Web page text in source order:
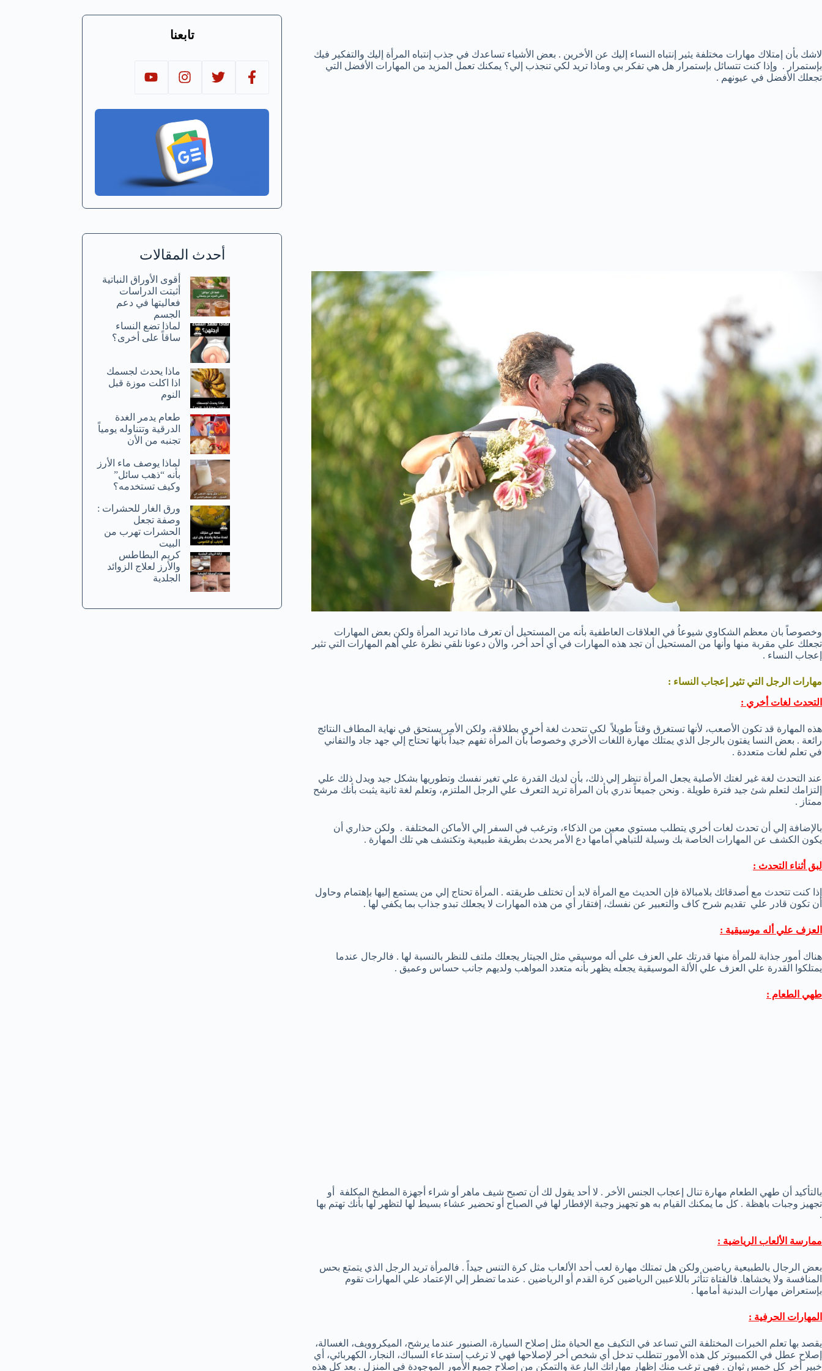
لاشك بأن إمتلاك مهارات مختلفة يثير إنتباه النساء إليك عن الأخرين . بعض الأشياء تساعدك في جذب إنتباه المرأة إليك والتفكير فيك
بإستمرار . وإذا كنت تتسائل بإستمرار هل هي تفكر بي وماذا تريد لكي تنجذب إلي؟ يمكنك تعمل المزيد من المهارات الأفضل التي
تجعلك الأفضل في عيونهم .
وخصوصاً بان معظم الشكاوي شيوعاُ في العلاقات العاطفية بأنه من المستحيل أن تعرف ماذا تريد المرأة ولكن بعض المهارات
تجعلك علي مقربة منها وأنها من المستحيل أن تجد هذه المهارات في أي أحد أخر، والأن دعونا نلقي نظرة علي أهم المهارات التي تثير
إعجاب النساء .
مهارات الرجل التي تثير إعجاب النساء :
التحدث لغات أخري :
هذه المهارة قد تكون الأصعب، لأنها تستغرق وقتاً طويلاً لكي تتحدث لغة أخري بطلاقة، ولكن الأمر يستحق في نهاية المطاف النتائج
رائعة . بعض النسا يفتون بالرجل الذي يمتلك مهارة اللغات الأخري وخصوصاً بأن المرأة تفهم جيداً بأنها تحتاج إلي جهد جاد والتفاني
في تعلم لغات متعددة .
عند التحدث لغة غير لغتك الأصلية يجعل المرأة تنظر إلي ذلك، بأن لديك القدرة علي تغير نفسك وتطوريها بشكل جيد ويدل ذلك علي
إلتزامك لتعلم شئ جيد فترة طويلة . ونحن جميعاً ندري بأن المرأة تريد التعرف علي الرجل الملتزم، وتعلم لغة ثانية يثبت بأنك مرشح
ممتاز .
بالإضافة إلي أن تحدث لغات أخري يتطلب مستوي معين من الذكاء، وترغب في السفر إلي الأماكن المختلفة . ولكن حذاري أن
يكون الكشف عن المهارات الخاصة بك وسيلة للتباهي أمامها دع الأمر يحدث بطريقة طبيعية وتكتشف هي تلك المهارة .
لبق أثناء التحدث :
إذا كنت تتحدث مع أصدقائك بلامبالاة فإن الحديث مع المرأة لابد أن تختلف طريقته . المرأة تحتاج إلي من يستمع إليها بإهتمام وحاول
أن تكون قادر علي تقديم شرح كاف والتعبير عن نفسك، إفتقار أي من هذه المهارات لا يجعلك تبدو جذاب بما يكفي لها .
العزف علي أله موسيقية :
هناك أمور جذابة للمرأة منها قدرتك علي العزف علي أله موسيقي مثل الجيتار يجعلك ملتف للنظر بالنسبة لها . فالرجال عندما
يمتلكوا القدرة علي العزف علي الألة الموسيقية يجعله يظهر بأنه متعدد المواهب ولديهم جانب حساس وعميق .
طهي الطعام :
بالتأكيد أن طهي الطعام مهارة تنال إعجاب الجنس الأخر . لا أحد يقول لك أن تصبح شيف ماهر أو شراء أجهزة المطبخ المكلفة أو
تجهيز وجبات باهظة . كل ما يمكنك القيام به هو تجهيز وجبة الإفطار لها في الصباح أو تحضير عشاء بسيط لها لتظهر لها بأنك تهتم بها
.
ممارسة الألعاب الرياضية :
بعض الرجال بالطبيعية رياضين ولكن هل تمتلك مهارة لعب أحد الألعاب مثل كرة التنس جيداً . فالمرأة تريد الرجل الذي يتمتع بحس
المنافسة ولا يخشاها. فالفتاة تتأثر باللاعبين الرياضين كرة القدم أو الرياضين . عندما تضطر إلي الإعتماد علي المهارات تقوم
بإستعراض مهارات البدنية أمامها .
المهارات الحرفية :
يقصد بها تعلم الخبرات المختلفة التي تساعد في التكيف مع الحياة مثل إصلاح السيارة، الصنبور عندما يرشح، الميكروويف، الغسالة،
إصلاح عطل في الكمبيوتر كل هذه الأمور تتطلب تدخل أي شخص أخر لإصلاحها فهي لا ترغب إستدعاء السباك، النجار، الكهربائي، أي
خبير أخر كل خمس ثوان . فهي ترغب منك إظهار مهاراتك البارعة والتمكن من إصلاح جميع الأمور الموجودة في المنزل . بعد كل هذه
تابعنا
أحدث المقالات
أقوى الأوراق النباتية
أثبتت الدراسات
فعاليتها في دعم
الجسم
لماذا تضع النساء
ساقاً على أخرى؟
ماذا يحدث لجسمك
اذا اكلت موزة قبل
النوم
طعام يدمر الغدة
الدرقية وتتناوله يومياً
تجنبه من الأن
لماذا يوصف ماء الأرز
بأنه “ذهب سائل”
وكيف تستخدمه؟
ورق الغار للحشرات :
وصفة تجعل
الحشرات تهرب من
البيت
كريم البطاطس
والأرز لعلاج الزوائد
الجلدية